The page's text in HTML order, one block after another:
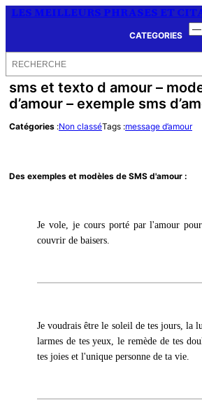
LES MEILLEURS PHRASES ET
CATEGORIES
sms et texto d amour –
d’amour – exemple sms
Catégories :Non classéTags :message d’amour
Des exemples et modèles de SMS d'amour :
Je vole, je cours porté par l'amour
couvrir de baisers.
Je voudrais être le soleil de tes jours, la
larmes de tes yeux, le remède de tes
tes joies et l'unique personne de ta vie.